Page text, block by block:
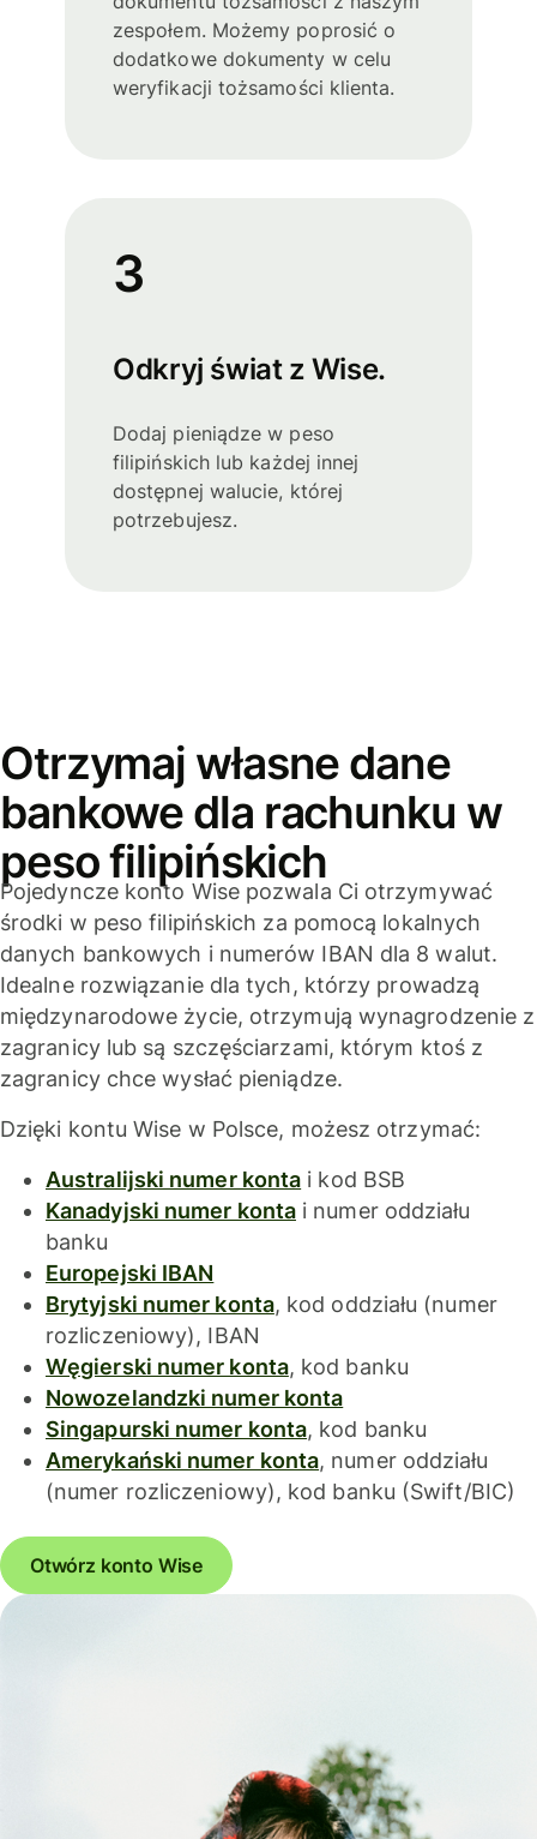
zespołem. Możemy poprosić o
dodatkowe dokumenty w celu
weryfikacji tożsamości klienta.
3
Odkryj świat z Wise.
Dodaj pieniądze w peso
filipińskich lub każdej innej
dostępnej walucie, której
potrzebujesz.
Otrzymaj własne dane
bankowe dla rachunku w
peso filipińskich
Pojedyncze konto Wise pozwala Ci otrzymywać
środki w peso filipińskich za pomocą lokalnych
danych bankowych i numerów IBAN dla 8 walut.
Idealne rozwiązanie dla tych, którzy prowadzą
międzynarodowe życie, otrzymują wynagrodzenie z
zagranicy lub są szczęściarzami, którym ktoś z
zagranicy chce wysłać pieniądze.
Dzięki kontu Wise w Polsce, możesz otrzymać:
Australijski numer konta i kod BSB
Kanadyjski numer kontai numer oddziału
banku
Europejski IBAN
Brytyjski numer konta, kod oddziału (numer
rozliczeniowy), IBAN
Węgierski numer konta, kod banku
Nowozelandzki numer konta
Singapurski numer konta, kod banku
Amerykański numer konta, numer oddziału
(numer rozliczeniowy), kod banku (Swift/BIC)
Otwórz konto Wise